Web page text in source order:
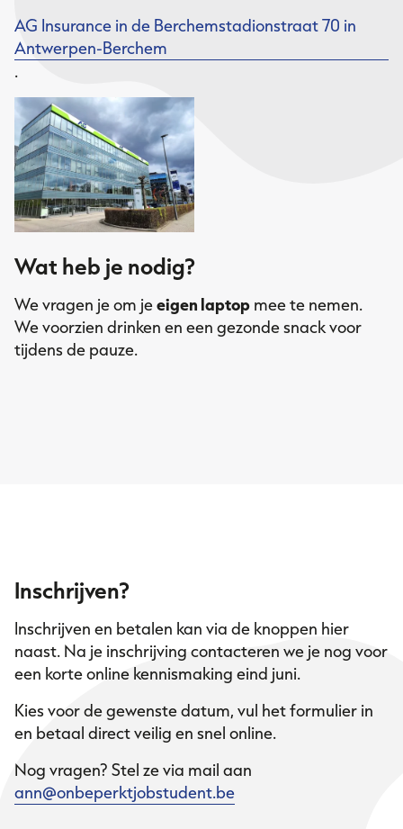
AG Insurance in de Berchemstadionstraat 70 in
Antwerpen-Berchem
.
Wat heb je nodig?
We vragen je om jeeigen laptop mee te nemen.
We voorzien drinken en een gezonde snack voor
tijdens de pauze.
Inschrijven?
Inschrijven en betalen kan via de knoppen hier
naast. Na je inschrijving contacteren we je nog voor
een korte online kennismaking eind juni.
Kies voor de gewenste datum, vul het formulier in
en betaal direct veilig en snel online.
Nog vragen? Stel ze via mail aan
ann@onbeperktjobstudent.be